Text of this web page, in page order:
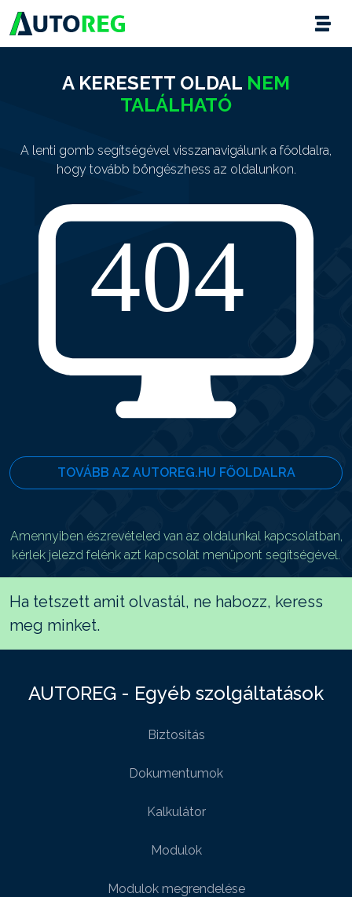
A KERESETT OLDAL NEM
TALÁLHATÓ
A lenti gomb segítségével visszanavigálunk a főoldalra,
hogy tovább böngészhess az oldalunkon.
TOVÁBB AZ AUTOREG.HU FŐOLDALRA
Amennyiben észrevételed van az oldalunkal kapcsolatban,
kérlek jelezd felénk azt kapcsolat menüpont segítségével.
Ha tetszett amit olvastál, ne habozz, keress
meg minket.
AUTOREG - Egyéb szolgáltatások
Biztositás
Dokumentumok
Kalkulátor
Modulok
Modulok megrendelése